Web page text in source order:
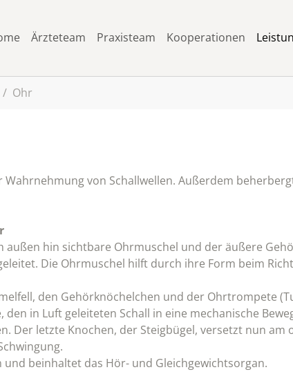
Ärzteteam Praxisteam Kooperationen
Ohr
Wahrnehmung von Schallwellen. Außerdem
außen hin sichtbare Ohrmuschel und der äußere
Die Ohrmuschel hilft durch ihre Form beim
den Gehörknöchelchen und der Ohrtrompete
den in Luft geleiteten Schall in eine mechanische
Der letzte Knochen, der Steigbügel, versetzt nun am
und beinhaltet das Hör- und Gleichgewichtsorgan.